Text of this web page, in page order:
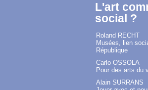
L'art
social ?
Roland RECHT
Musées, lien
République
Carlo OSSOLA
Pour des arts du
Alain SURRANS